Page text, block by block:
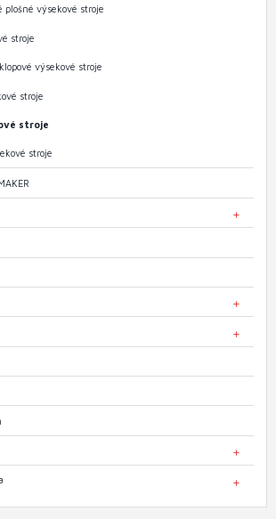
plošné výsekové stroje
stroje
výsekové stroje
stroje
stroje
stroje